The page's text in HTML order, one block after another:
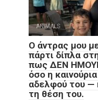
ANIMALS
Ο άντρας μου
πάρτι δίπλα
πως ΔΕΝ
όσο η
αδελφού του —
τη θέση του.